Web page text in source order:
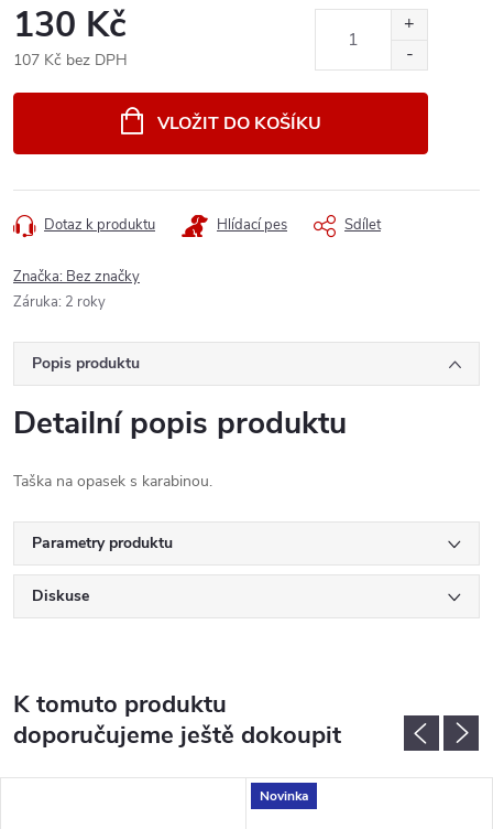
130 Kč
107 Kč bez DPH
VLOŽIT DO KOŠÍKU
Dotaz k produktu Hlídací pes Sdílet
Značka: Bez značky
Záruka: 2 roky
Popis produktu
Detailní popis produktu
Taška na opasek s karabinou.
Parametry produktu
Diskuse
K tomuto produktu
doporučujeme ještě dokoupit
Novinka